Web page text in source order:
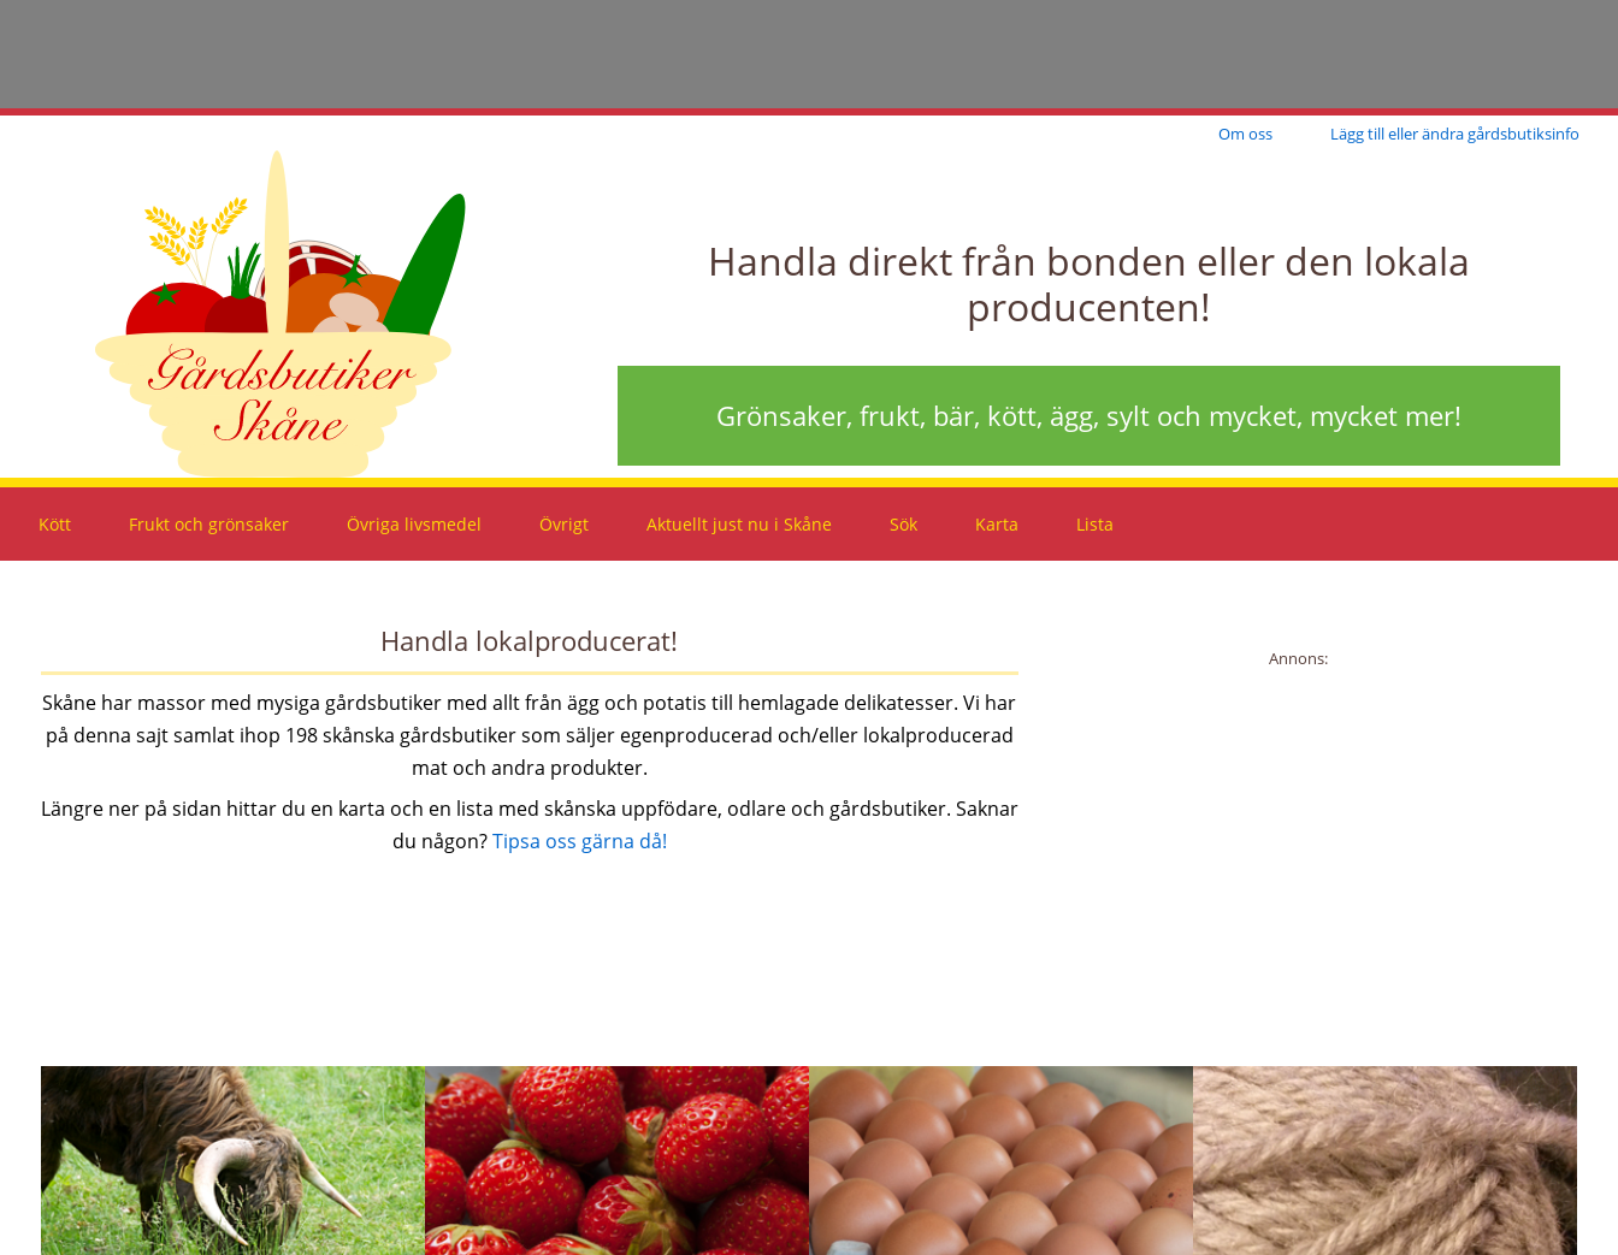
Om oss Lägg till eller ändra gårdsbutiksinfo
Handla direkt från bonden eller den lokala
producenten!
Grönsaker, frukt, bär, kött, ägg, sylt och mycket, mycket mer!
Kött Frukt och grönsaker Övriga livsmedel Övrigt Aktuellt just nu i Skåne Sök Karta Lista
Handla lokalproducerat!
Skåne har massor med mysiga gårdsbutiker med allt från ägg och potatis till hemlagade delikatesser. Vi har
på denna sajt samlat ihop 198 skånska gårdsbutiker som säljer egenproducerad och/eller lokalproducerad
mat och andra produkter.
Längre ner på sidan hittar du en karta och en lista med skånska uppfödare, odlare och gårdsbutiker. Saknar
du någon?Tipsa oss gärna då!
Annons: